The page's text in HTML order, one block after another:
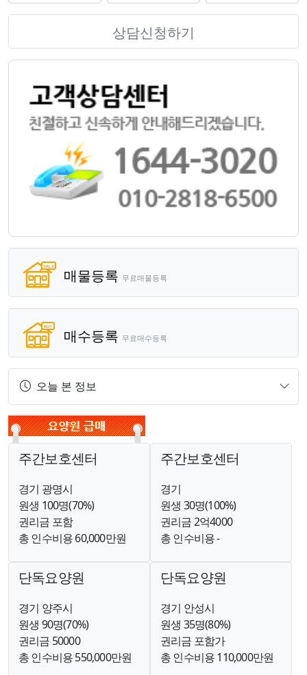
상담신청하기
매물등록 무료매물등록
매수등록 무료매수등록
오늘 본 정보
주간보호센터
경기 광명시
원생 100명(70%)
권리금 포함
총 인수비용 60,000만원
주간보호센터
경기
원생 30명(100%)
권리금 2억4000
총 인수비용 -
단독요양원
경기 양주시
원생 90명(70%)
권리금 50000
총 인수비용 550,000만원
단독요양원
경기 안성시
원생 35명(80%)
권리금 포함가
총 인수비용 110,000만원